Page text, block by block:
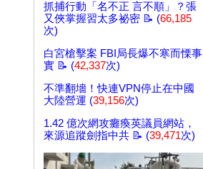
抓捕行動「名不正 言不順」？張
又俠掌握習太多祕密 📝 (66,185
次)
白宮槍擊案 FBI局長爆不寒而慄事
實 📝 (42,337次)
不準翻墻！快連VPN停止在中國
大陸營運 (39,156次)
1.42 億次網攻癱瘓英議員網站，
來源追蹤劍指中共 📝 (39,471次)